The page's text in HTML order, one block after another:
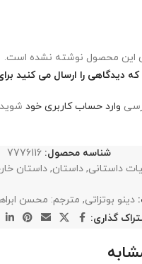
این محصول نوشته نشده است.
دیدگاهی را ارسال می کنید
وارد حساب کاربری خود
شناسه محصول:7776116
داستانی, داستان, داستان
دینو بوتزاتی, مترجم: محسن
گذاری: